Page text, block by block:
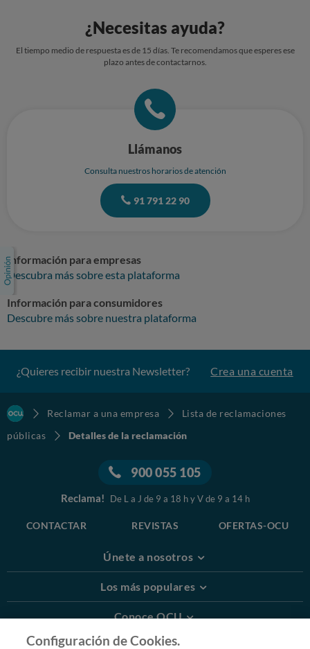
¿Necesitas ayuda?
El tiempo medio de respuesta es de 15 días. Te recomendamos que esperes ese
plazo antes de contactarnos.
Llámanos
Consulta nuestros horarios de atención
91 791 22 90
Información para empresas
Descubra más sobre esta plataforma
Información para consumidores
Descubre más sobre nuestra plataforma
¿Quieres recibir nuestra Newsletter? Crea una cuenta
Reclamar a una empresa
Lista de reclamaciones
públicas
Detalles de la reclamación
900 055 105
Reclama! De L a J de 9 a 18 h y V de 9 a 14 h
CONTACTAR REVISTAS OFERTAS-OCU
Únete a nosotros
Los más populares
Conoce OCU
Más Información
Configuración de Cookies.